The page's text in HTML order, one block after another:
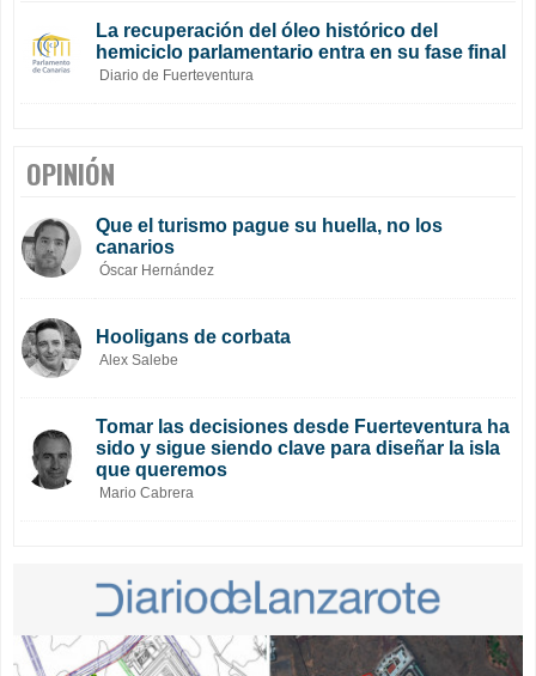
La recuperación del óleo histórico del
hemiciclo parlamentario entra en su fase final
Diario de Fuerteventura
OPINIÓN
Que el turismo pague su huella, no los
canarios
Óscar Hernández
Hooligans de corbata
Alex Salebe
Tomar las decisiones desde Fuerteventura ha
sido y sigue siendo clave para diseñar la isla
que queremos
Mario Cabrera